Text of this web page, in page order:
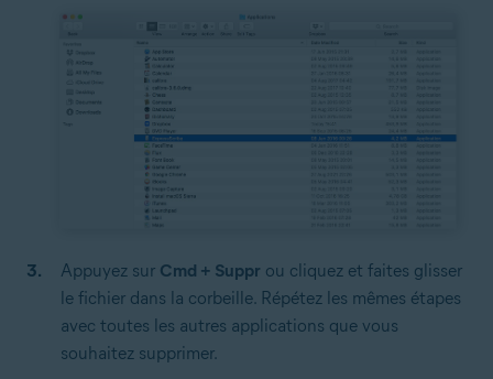
Appuyez sur Cmd + Suppr ou cliquez et faites glisser
le fichier dans la corbeille. Répétez les mêmes étapes
avec toutes les autres applications que vous
souhaitez supprimer.